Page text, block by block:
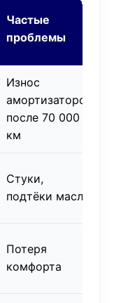
Частые
проблемы
Износ
амортизаторов
после 70 000
км
Стуки,
подтёки масла
Потеря
комфорта